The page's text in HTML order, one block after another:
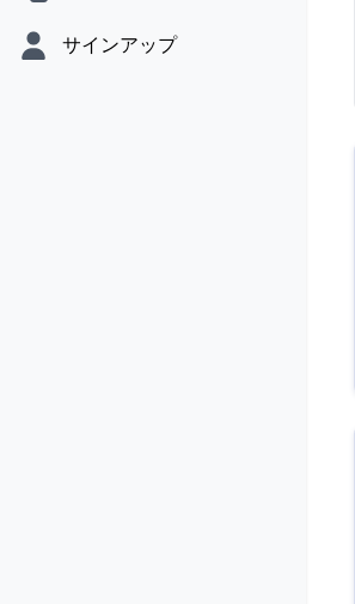
サインアップ